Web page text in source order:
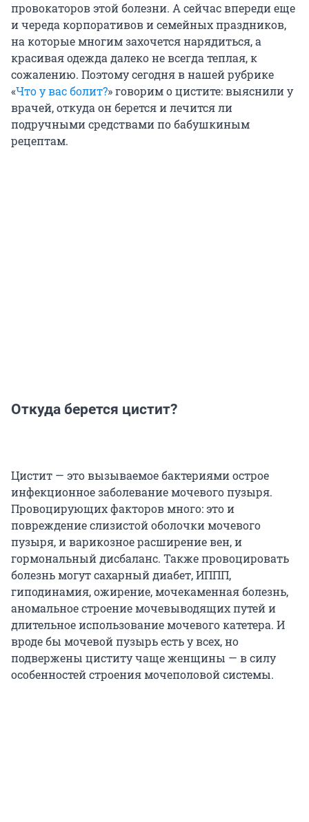
провокаторов этой болезни. А сейчас впереди еще
и череда корпоративов и семейных праздников,
на которые многим захочется нарядиться, а
красивая одежда далеко не всегда теплая, к
сожалению. Поэтому сегодня в нашей рубрике
«Что у вас болит?» говорим о цистите: выяснили у
врачей, откуда он берется и лечится ли
подручными средствами по бабушкиным
рецептам.
Откуда берется цистит?
Цистит — это вызываемое бактериями острое
инфекционное заболевание мочевого пузыря.
Провоцирующих факторов много: это и
повреждение слизистой оболочки мочевого
пузыря, и варикозное расширение вен, и
гормональный дисбаланс. Также провоцировать
болезнь могут сахарный диабет, ИППП,
гиподинамия, ожирение, мочекаменная болезнь,
аномальное строение мочевыводящих путей и
длительное использование мочевого катетера. И
вроде бы мочевой пузырь есть у всех, но
подвержены циститу чаще женщины — в силу
особенностей строения мочеполовой системы.